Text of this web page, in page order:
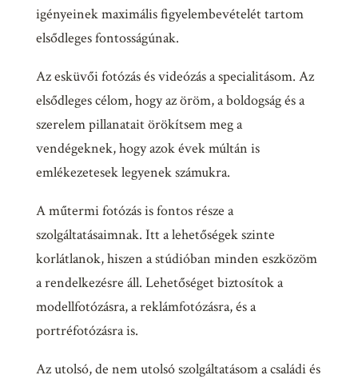
igényeinek maximális figyelembevételét tartom
elsődleges fontosságúnak.
Az esküvői fotózás és videózás a specialitásom. Az
elsődleges célom, hogy az öröm, a boldogság és a
szerelem pillanatait örökítsem meg a
vendégeknek, hogy azok évek múltán is
emlékezetesek legyenek számukra.
A műtermi fotózás is fontos része a
szolgáltatásaimnak. Itt a lehetőségek szinte
korlátlanok, hiszen a stúdióban minden eszközöm
a rendelkezésre áll. Lehetőséget biztosítok a
modellfotózásra, a reklámfotózásra, és a
portréfotózásra is.
Az utolsó, de nem utolsó szolgáltatásom a családi és